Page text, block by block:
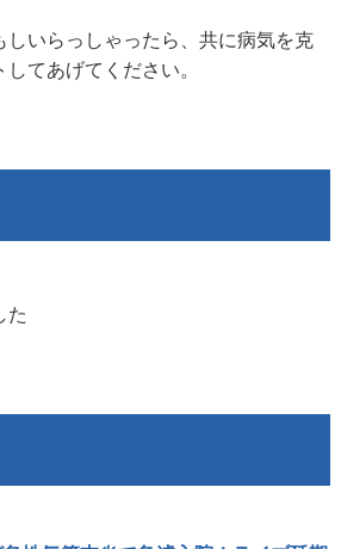
しいらっしゃったら、共に病気を克
てあげてください。
た